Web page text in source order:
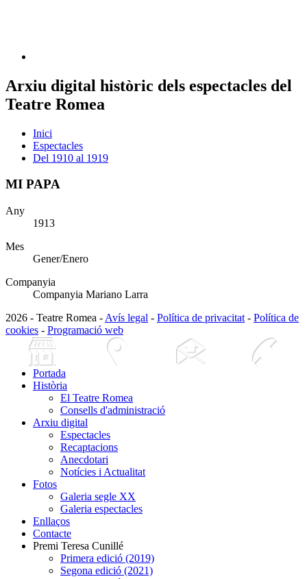
Arxiu digital històric dels espectacles del
Teatre Romea
Inici
Espectacles
Del 1910 al 1919
MI PAPA
Any
1913
Mes
Gener/Enero
Companyia
Companyia Mariano Larra
2026 - Teatre Romea - Avís legal - Política de privacitat - Política de
cookies - Programació web
Portada
Història
El Teatre Romea
Consells d'administració
Arxiu digital
Espectacles
Recaptacions
Anecdotari
Notícies i Actualitat
Fotos
Galeria segle XX
Galeria espectacles
Enllaços
Contacte
Premi Teresa Cunillé
Primera edició (2019)
Segona edició (2021)